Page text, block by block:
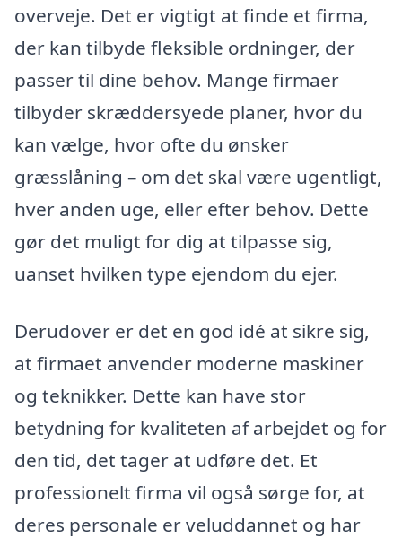
overveje. Det er vigtigt at finde et firma,
der kan tilbyde fleksible ordninger, der
passer til dine behov. Mange firmaer
tilbyder skræddersyede planer, hvor du
kan vælge, hvor ofte du ønsker
græsslåning – om det skal være ugentligt,
hver anden uge, eller efter behov. Dette
gør det muligt for dig at tilpasse sig,
uanset hvilken type ejendom du ejer.
Derudover er det en god idé at sikre sig,
at firmaet anvender moderne maskiner
og teknikker. Dette kan have stor
betydning for kvaliteten af arbejdet og for
den tid, det tager at udføre det. Et
professionelt firma vil også sørge for, at
deres personale er veluddannet og har